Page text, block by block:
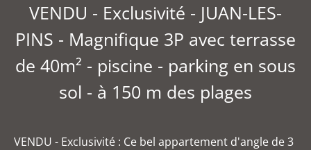
VENDU - Exclusivité - JUAN-LES-
PINS - Magnifique 3P avec terrasse
de 40m² - piscine - parking en sous
sol - à 150 m des plages
VENDU - Exclusivité : Ce bel appartement d'angle de 3